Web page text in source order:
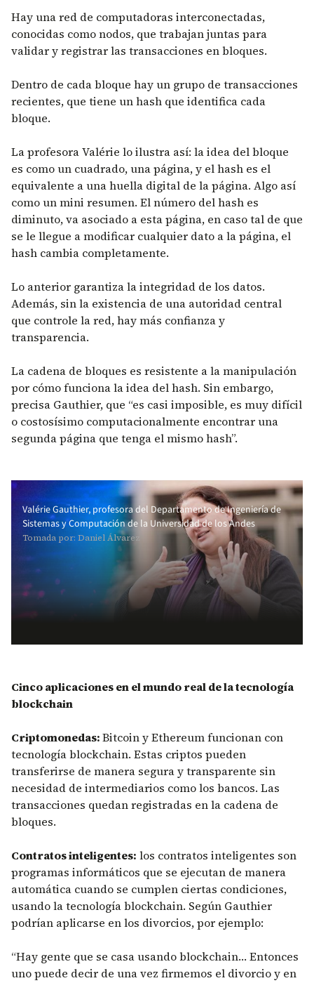
Hay una red de computadoras interconectadas,
conocidas como nodos, que trabajan juntas para
validar y registrar las transacciones en bloques.
Dentro de cada bloque hay un grupo de transacciones
recientes, que tiene un hash que identifica cada
bloque.
La profesora Valérie lo ilustra así: la idea del bloque
es como un cuadrado, una página, y el hash es el
equivalente a una huella digital de la página. Algo así
como un mini resumen. El número del hash es
diminuto, va asociado a esta página, en caso tal de que
se le llegue a modificar cualquier dato a la página, el
hash cambia completamente.
Lo anterior garantiza la integridad de los datos.
Además, sin la existencia de una autoridad central
que controle la red, hay más confianza y
transparencia.
La cadena de bloques es resistente a la manipulación
por cómo funciona la idea del hash. Sin embargo,
precisa Gauthier, que “es casi imposible, es muy difícil
o costosísimo computacionalmente encontrar una
segunda página que tenga el mismo hash”.
Valérie Gauthier, profesora del Departamento de Ingeniería de
Sistemas y Computación de la Universidad de los Andes
Tomada por: Daniel Álvarez
Cinco aplicaciones en el mundo real de la tecnología
blockchain
Criptomonedas:Bitcoin y Ethereum funcionan con
tecnología blockchain. Estas criptos pueden
transferirse de manera segura y transparente sin
necesidad de intermediarios como los bancos. Las
transacciones quedan registradas en la cadena de
bloques.
Contratos inteligentes: los contratos inteligentes son
programas informáticos que se ejecutan de manera
automática cuando se cumplen ciertas condiciones,
usando la tecnología blockchain. Según Gauthier
podrían aplicarse en los divorcios, por ejemplo:
“Hay gente que se casa usando blockchain… Entonces
uno puede decir de una vez firmemos el divorcio y en